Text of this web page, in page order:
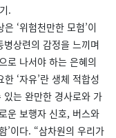
.
‘위험천만한 모험’이
병상련의 감정을 느끼며
로 나서야 하는 은혜의
‘자유’란 생체 적합성
있는 완만한 경사로와 가
운 보행자 신호, 버스와
’이다. “삼차원의 우리가